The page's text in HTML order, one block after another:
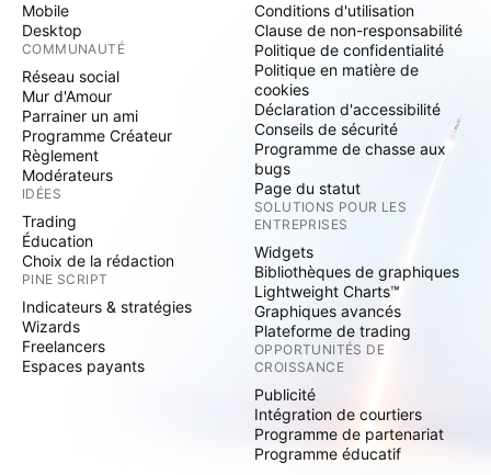
Mobile
Desktop
COMMUNAUTÉ
Réseau social
Mur d'Amour
Parrainer un ami
Programme Créateur
Règlement
Modérateurs
IDÉES
Trading
Éducation
Choix de la rédaction
PINE SCRIPT
Indicateurs & stratégies
Wizards
Freelancers
Espaces payants
Conditions d'utilisation
Clause de non-responsabilité
Politique de confidentialité
Politique en matière de
cookies
Déclaration d'accessibilité
Conseils de sécurité
Programme de chasse aux
bugs
Page du statut
SOLUTIONS POUR LES
ENTREPRISES
Widgets
Bibliothèques de graphiques
Lightweight Charts™
Graphiques avancés
Plateforme de trading
OPPORTUNITÉS DE
CROISSANCE
Publicité
Intégration de courtiers
Programme de partenariat
Programme éducatif